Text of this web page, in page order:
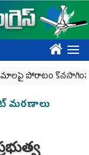
????
పోరాటం కొనసాగింపు
మరణాలు